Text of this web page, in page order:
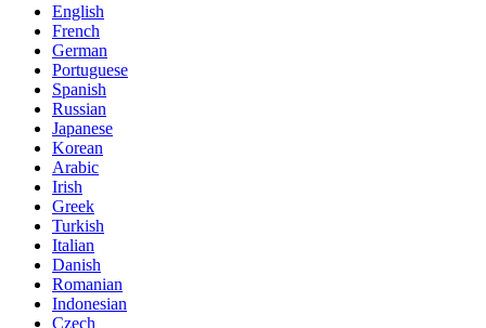
English
French
German
Portuguese
Spanish
Russian
Japanese
Korean
Arabic
Irish
Greek
Turkish
Italian
Danish
Romanian
Indonesian
Czech